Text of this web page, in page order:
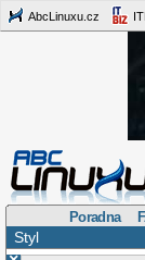
AbcLinuxu.cz
Poradna
Styl